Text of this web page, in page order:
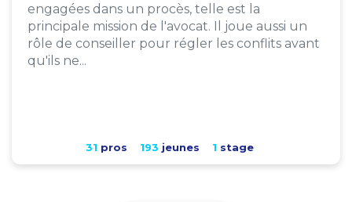
engagées dans un procès, telle est la
principale mission de l'avocat. Il joue aussi un
rôle de conseiller pour régler les conflits avant
qu'ils ne...
31 pros 193 jeunes 1 stage